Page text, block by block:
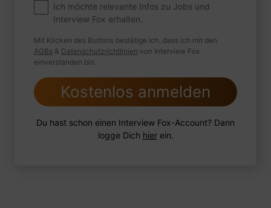
Schweißmaschine verwenden?
Ich möchte relevante Infos zu Jobs und
Interview Fox erhalten.
Mit Klicken des Buttons bestätige ich, dass ich mit den
AGBs & Datenschutzrichtlinien von Interview Fox
einverstanden bin.
Kostenlos anmelden
Du hast schon einen Interview Fox-Account? Dann
logge Dich hierein.